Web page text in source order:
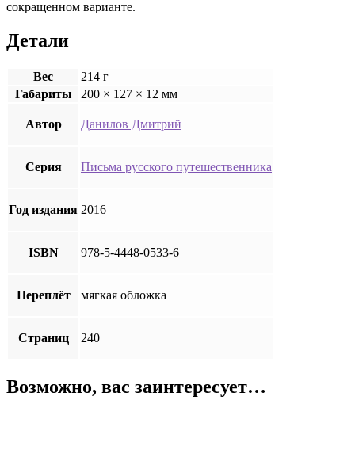
сокращенном варианте.
Детали
Вес
214 г
Габариты
200 × 127 × 12 мм
Автор Данилов Дмитрий
Серия Письма русского путешественника
Год издания 2016
ISBN 978-5-4448-0533-6
Переплёт мягкая обложка
Страниц 240
Возможно, вас заинтересует…